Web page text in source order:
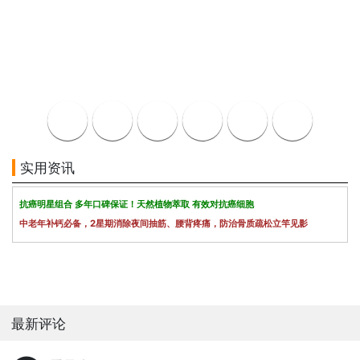
实用资讯
抗癌明星组合 多年口碑保证！天然植物萃取 有效对抗癌细胞
中老年补钙必备，2星期消除夜间抽筋、腰背疼痛，防治骨质疏松立竿见影
最新评论